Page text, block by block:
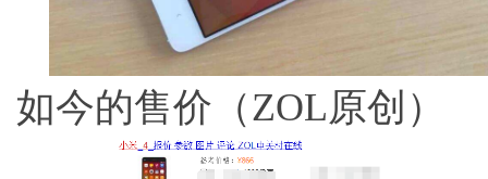
如今的售价（ZOL原创）